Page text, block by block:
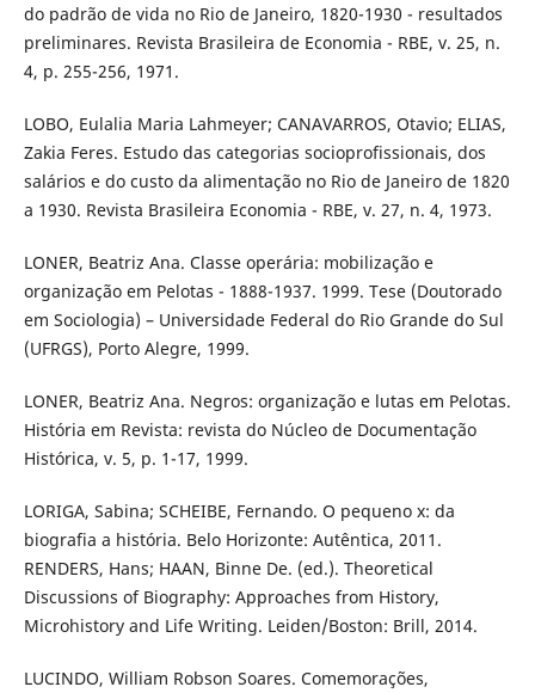
do padrão de vida no Rio de Janeiro, 1820-1930 - resultados
preliminares. Revista Brasileira de Economia - RBE, v. 25, n.
4, p. 255-256, 1971.
LOBO, Eulalia Maria Lahmeyer; CANAVARROS, Otavio; ELIAS,
Zakia Feres. Estudo das categorias socioprofissionais, dos
salários e do custo da alimentação no Rio de Janeiro de 1820
a 1930. Revista Brasileira Economia - RBE, v. 27, n. 4, 1973.
LONER, Beatriz Ana. Classe operária: mobilização e
organização em Pelotas - 1888-1937. 1999. Tese (Doutorado
em Sociologia) – Universidade Federal do Rio Grande do Sul
(UFRGS), Porto Alegre, 1999.
LONER, Beatriz Ana. Negros: organização e lutas em Pelotas.
História em Revista: revista do Núcleo de Documentação
Histórica, v. 5, p. 1-17, 1999.
LORIGA, Sabina; SCHEIBE, Fernando. O pequeno x: da
biografia a história. Belo Horizonte: Autêntica, 2011.
RENDERS, Hans; HAAN, Binne De. (ed.). Theoretical
Discussions of Biography: Approaches from History,
Microhistory and Life Writing. Leiden/Boston: Brill, 2014.
LUCINDO, William Robson Soares. Comemorações,